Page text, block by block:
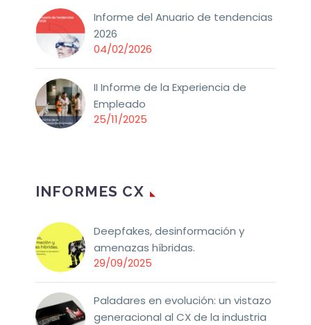
Informe del Anuario de tendencias
2026
04/02/2026
II Informe de la Experiencia de
Empleado
25/11/2025
INFORMES CX
Deepfakes, desinformación y
amenazas híbridas.
29/09/2025
Paladares en evolución: un vistazo
generacional al CX de la industria